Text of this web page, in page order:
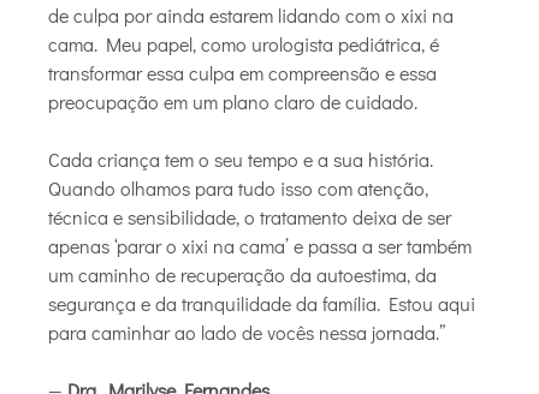
de culpa por ainda estarem lidando com o xixi na
cama. Meu papel, como urologista pediátrica, é
transformar essa culpa em compreensão e essa
preocupação em um plano claro de cuidado.
Cada criança tem o seu tempo e a sua história.
Quando olhamos para tudo isso com atenção,
técnica e sensibilidade, o tratamento deixa de ser
apenas ‘parar o xixi na cama’ e passa a ser também
um caminho de recuperação da autoestima, da
segurança e da tranquilidade da família. Estou aqui
para caminhar ao lado de vocês nessa jornada.”